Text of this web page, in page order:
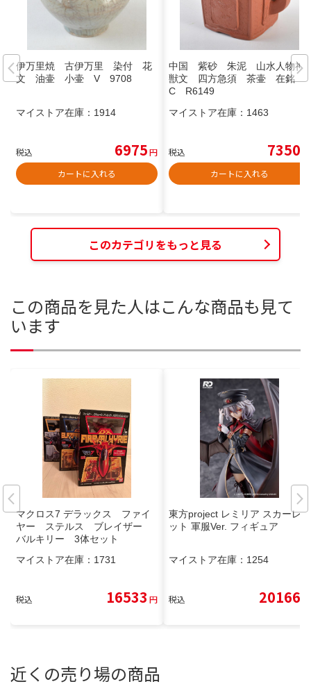
伊万里焼 古伊万里 染付 花
文 油壷 小壷 V 9708
マイストア在庫： 1914
税込 6975円
カートに入れる
中国 紫砂 朱泥 山水人物神
獣文 四方急須 茶壷 在銘
C R6149
マイストア在庫： 1463
税込 7350
カートに入れる
このカテゴリをもっと見る
この商品を見た人はこんな商品も見て
います
マクロス7 デラックス ファイ
ヤー ステルス ブレイザー
バルキリー 3体セット
マイストア在庫： 1731
税込 16533 円
東方project レミリア スカーレ
ット 軍服Ver. フィギュア
マイストア在庫： 1254
税込 20166
近くの売り場の商品